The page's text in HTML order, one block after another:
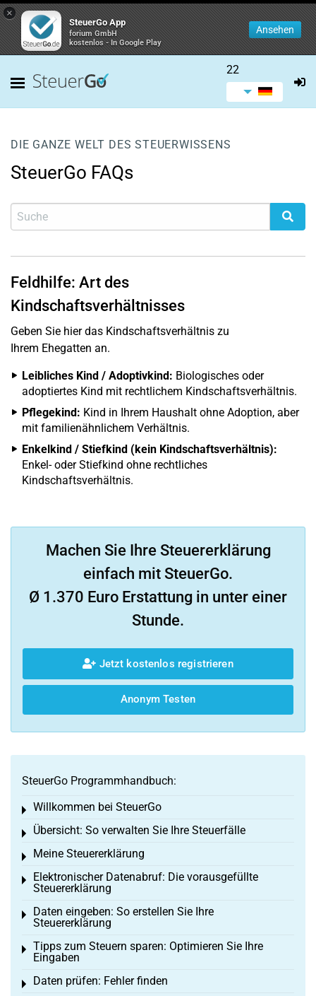
×
SteuerGo App
forium GmbH
kostenlos - In Google Play
Ansehen
22
DIE GANZE WELT DES STEUERWISSENS
SteuerGo FAQs
Feldhilfe: Art des
Kindschaftsverhältnisses
Geben Sie hier das Kindschaftsverhältnis zu
Ihrem Ehegatten an.
Leibliches Kind / Adoptivkind: Biologisches oder
adoptiertes Kind mit rechtlichem Kindschaftsverhältnis.
Pflegekind: Kind in Ihrem Haushalt ohne Adoption, aber
mit familienähnlichem Verhältnis.
Enkelkind / Stiefkind (kein Kindschaftsverhältnis):
Enkel- oder Stiefkind ohne rechtliches
Kindschaftsverhältnis.
Machen Sie Ihre Steuererklärung
einfach mit SteuerGo.
Ø 1.370 Euro Erstattung in unter einer
Stunde.
Jetzt kostenlos registrieren
Anonym Testen
SteuerGo Programmhandbuch:
Willkommen bei SteuerGo
Toggle menu
Übersicht: So verwalten Sie Ihre Steuerfälle
Toggle menu
Meine Steuererklärung
Toggle menu
Elektronischer Datenabruf: Die vorausgefüllte
Steuererklärung
Toggle menu
Daten eingeben: So erstellen Sie Ihre
Steuererklärung
Toggle menu
Tipps zum Steuern sparen: Optimieren Sie Ihre
Eingaben
Toggle menu
Daten prüfen: Fehler finden
Toggle menu